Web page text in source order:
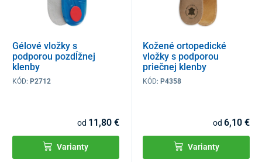
Gélové vložky s
podporou pozdĺžnej
klenby
KÓD: P2712
od 11,80 €
Varianty
Kožené ortopedické
vložky s podporou
priečnej klenby
KÓD:P4358
od 6,10 €
Varianty